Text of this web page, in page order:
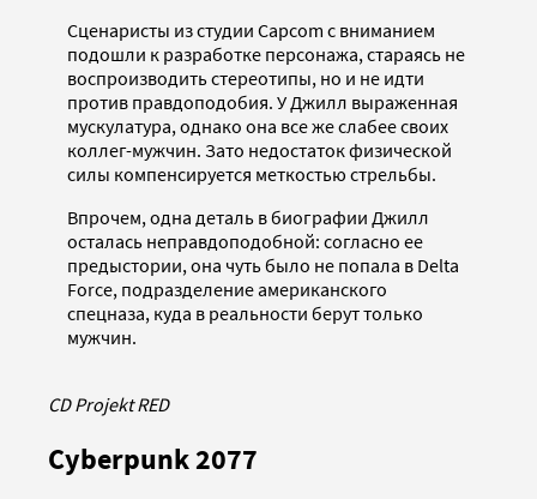
Сценаристы из студии Capcom с вниманием
подошли к разработке персонажа, стараясь не
воспроизводить стереотипы, но и не идти
против правдоподобия. У Джилл выраженная
мускулатура, однако она все же слабее своих
коллег-мужчин. Зато недостаток физической
силы компенсируется меткостью стрельбы.
Впрочем, одна деталь в биографии Джилл
осталась неправдоподобной: согласно ее
предыстории, она чуть было не попала в Delta
Force, подразделение американского
спецназа, куда в реальности берут только
мужчин.
CD Projekt RED
Cyberpunk 2077